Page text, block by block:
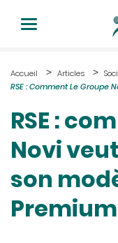
Accueil Articles
RSE : Comment Le Groupe
RSE :
Novi
son
Premium